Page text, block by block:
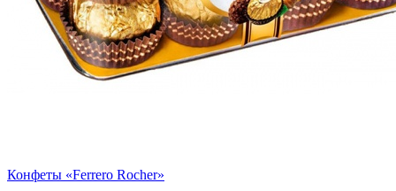
Конфеты «Ferrero Rocher»